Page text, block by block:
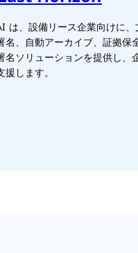
は、設備リース企業向けに
名、自動アーカイブ、証拠保
名ソリューションを提供し
援します。